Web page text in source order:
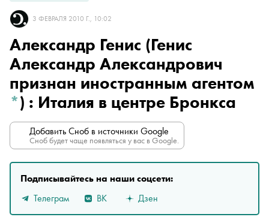
3 ФЕВРАЛЯ 2010 Г., 10:02
Александр Генис (Генис
Александр Александрович
признан иностранным агентом
*) : Италия в центре Бронкса
Добавить Сноб в источники Google
Сноб будет чаще появляться у вас в Google.
Подписывайтесь на наши соцсети:
Телеграм
ВК Дзен